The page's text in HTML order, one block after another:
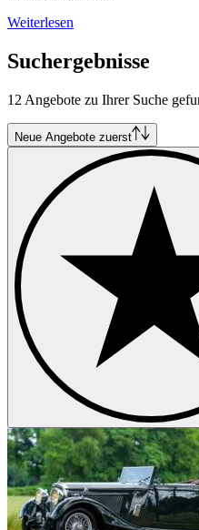
Weiterlesen
Suchergebnisse
12 Angebote zu Ihrer Suche
Neue Angebote zuerst